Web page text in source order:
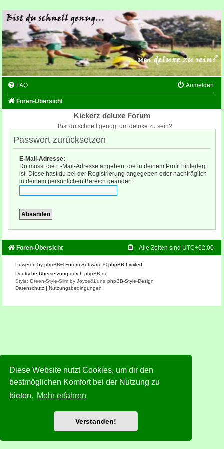
Diese Website nutzt Cookies, um dir den
bestmöglichen Komfort bei der Nutzung zu
bieten. Mehr erfahren
Verstanden!
FAQ Anmelden
Foren-Übersicht
Kickerz deluxe Forum
Bist du schnell genug, um deluxe zu sein?
Passwort zurücksetzen
E-Mail-Adresse:
Du musst die E-Mail-Adresse angeben, die in deinem Profil hinterlegt
ist. Diese hast du bei der Registrierung angegeben oder nachträglich
in deinem persönlichen Bereich geändert.
Foren-Übersicht Alle Zeiten sind UTC+02:00
Powered by phpBB® Forum Software © phpBB Limited
Deutsche Übersetzung durch phpBB.de
Style: Green-Style-Slim by Joyce&Luna phpBB-Style-Design
Datenschutz | Nutzungsbedingungen